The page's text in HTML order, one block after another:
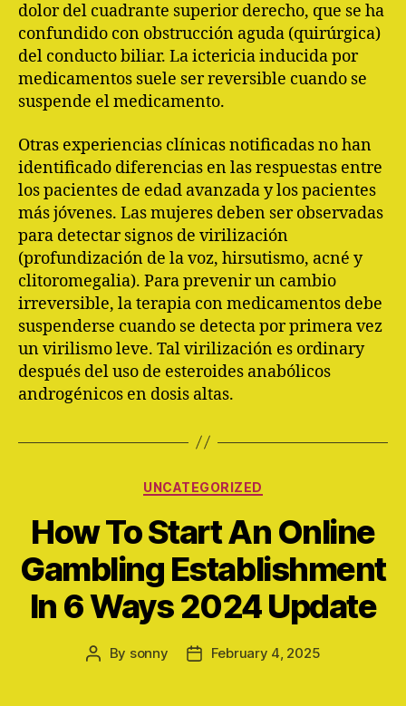
dolor del cuadrante superior derecho, que se ha
confundido con obstrucción aguda (quirúrgica)
del conducto biliar. La ictericia inducida por
medicamentos suele ser reversible cuando se
suspende el medicamento.
Otras experiencias clínicas notificadas no han
identificado diferencias en las respuestas entre
los pacientes de edad avanzada y los pacientes
más jóvenes. Las mujeres deben ser observadas
para detectar signos de virilización
(profundización de la voz, hirsutismo, acné y
clitoromegalia). Para prevenir un cambio
irreversible, la terapia con medicamentos debe
suspenderse cuando se detecta por primera vez
un virilismo leve. Tal virilización es ordinary
después del uso de esteroides anabólicos
androgénicos en dosis altas.
Categories
UNCATEGORIZED
How To Start An Online
Gambling Establishment
In 6 Ways 2024 Update
Post
By sonny
PostFebruary 4, 2025